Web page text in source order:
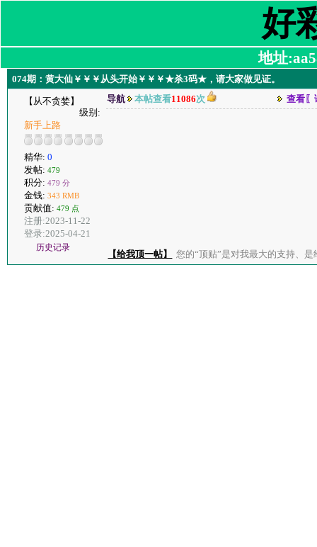
好
地址
074期：黄大仙￥￥￥从头开始￥￥￥★杀3码★，请大家做见证。
【从不贪婪】
级别:
新手上路
精华: 0
发帖: 479
积分: 479 分
金钱: 343 RMB
贡献值: 479 点
注册:2023-11-22
登录:2025-04-21
历史记录
导航 本帖查看11086次 查看〖
【给我顶一帖】 您的“顶贴”是对我最大的支持、